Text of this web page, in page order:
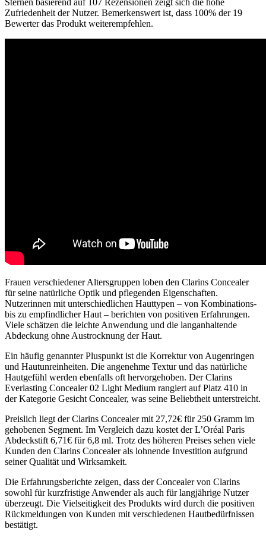
Zufriedenheit der Nutzer. Bemerkenswert ist, dass 100% der 19
Bewerter das Produkt weiterempfehlen.
Frauen verschiedener Altersgruppen loben den Clarins Concealer
für seine natürliche Optik und pflegenden Eigenschaften.
Nutzerinnen mit unterschiedlichen Hauttypen – von Kombinations-
bis zu empfindlicher Haut – berichten von positiven Erfahrungen.
Viele schätzen die leichte Anwendung und die langanhaltende
Abdeckung ohne Austrocknung der Haut.
Ein häufig genannter Pluspunkt ist die Korrektur von Augenringen
und Hautunreinheiten. Die angenehme Textur und das natürliche
Hautgefühl werden ebenfalls oft hervorgehoben. Der Clarins
Everlasting Concealer 02 Light Medium rangiert auf Platz 410 in
der Kategorie Gesicht Concealer, was seine Beliebtheit unterstreicht.
Preislich liegt der Clarins Concealer mit 27,72€ für 250 Gramm im
gehobenen Segment. Im Vergleich dazu kostet der L’Oréal Paris
Abdeckstift 6,71€ für 6,8 ml. Trotz des höheren Preises sehen viele
Kunden den Clarins Concealer als lohnende Investition aufgrund
seiner Qualität und Wirksamkeit.
Die Erfahrungsberichte zeigen, dass der Concealer von Clarins
sowohl für kurzfristige Anwender als auch für langjährige Nutzer
überzeugt. Die Vielseitigkeit des Produkts wird durch die positiven
Rückmeldungen von Kunden mit verschiedenen Hautbedürfnissen
bestätigt.